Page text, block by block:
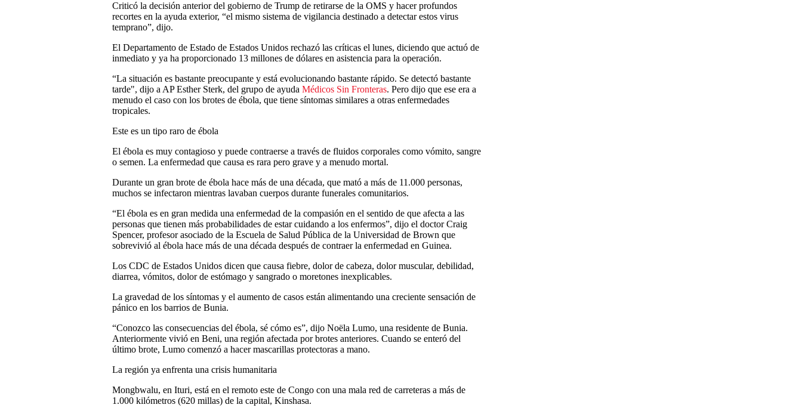
Criticó la decisión anterior del gobierno de Trump de retirarse de la OMS y hacer profundos
recortes en la ayuda exterior, “el mismo sistema de vigilancia destinado a detectar estos virus
temprano”, dijo.
El Departamento de Estado de Estados Unidos rechazó las críticas el lunes, diciendo que actuó de
inmediato y ya ha proporcionado 13 millones de dólares en asistencia para la operación.
“La situación es bastante preocupante y está evolucionando bastante rápido. Se detectó bastante
tarde", dijo a AP Esther Sterk, del grupo de ayuda Médicos Sin Fronteras. Pero dijo que ese era a
menudo el caso con los brotes de ébola, que tiene síntomas similares a otras enfermedades
tropicales.
Este es un tipo raro de ébola
El ébola es muy contagioso y puede contraerse a través de fluidos corporales como vómito, sangre
o semen. La enfermedad que causa es rara pero grave y a menudo mortal.
Durante un gran brote de ébola hace más de una década, que mató a más de 11.000 personas,
muchos se infectaron mientras lavaban cuerpos durante funerales comunitarios.
“El ébola es en gran medida una enfermedad de la compasión en el sentido de que afecta a las
personas que tienen más probabilidades de estar cuidando a los enfermos”, dijo el doctor Craig
Spencer, profesor asociado de la Escuela de Salud Pública de la Universidad de Brown que
sobrevivió al ébola hace más de una década después de contraer la enfermedad en Guinea.
Los CDC de Estados Unidos dicen que causa fiebre, dolor de cabeza, dolor muscular, debilidad,
diarrea, vómitos, dolor de estómago y sangrado o moretones inexplicables.
La gravedad de los síntomas y el aumento de casos están alimentando una creciente sensación de
pánico en los barrios de Bunia.
“Conozco las consecuencias del ébola, sé cómo es”, dijo Noëla Lumo, una residente de Bunia.
Anteriormente vivió en Beni, una región afectada por brotes anteriores. Cuando se enteró del
último brote, Lumo comenzó a hacer mascarillas protectoras a mano.
La región ya enfrenta una crisis humanitaria
Mongbwalu, en Ituri, está en el remoto este de Congo con una mala red de carreteras a más de
1.000 kilómetros (620 millas) de la capital, Kinshasa.